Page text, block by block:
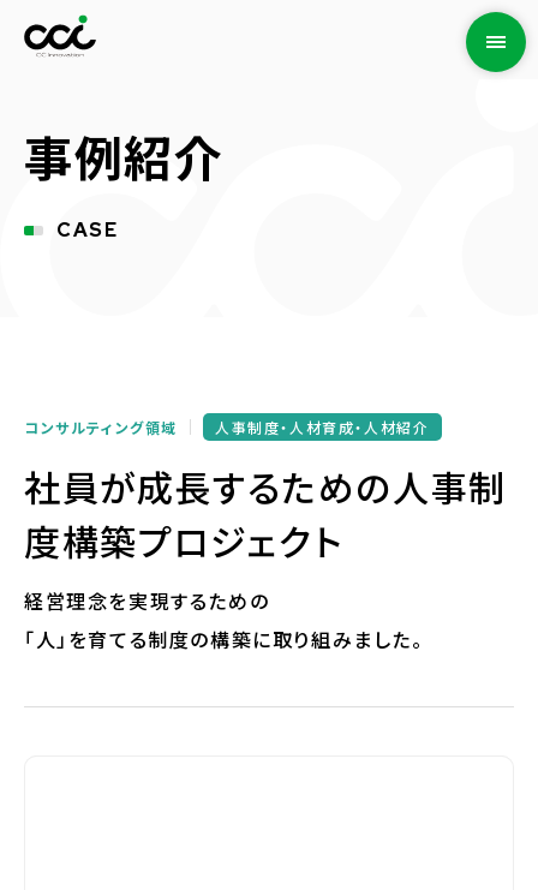
事例紹介
CASE
コンサルティング領域 人事制度・人材育成・人材紹介
社員が成長するための人事制
度構築プロジェクト
経営理念を実現するための
「人」を育てる制度の構築に取り組みました。